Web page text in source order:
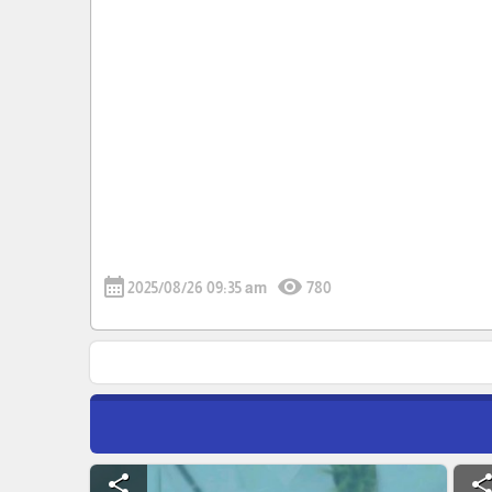
calendar_month2025/08/26 09:35 am visibility 780
share
share